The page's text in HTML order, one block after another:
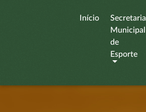
Início
Secretaria
Municipal
de
Esporte